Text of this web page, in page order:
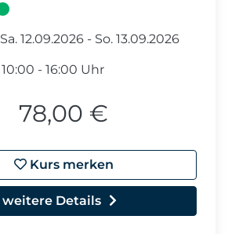
Sa. 12.09.2026 - So. 13.09.2026
10:00 - 16:00 Uhr
78,00 €
Kurs merken
weitere Details